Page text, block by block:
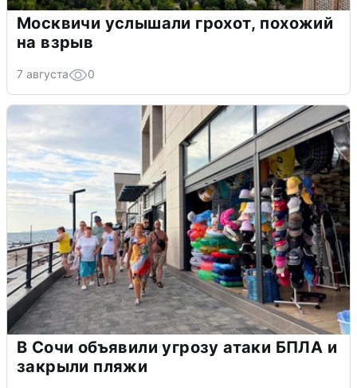
Москвичи услышали грохот, похожий
на взрыв
7 августа 0
В Сочи объявили угрозу атаки БПЛА и
закрыли пляжи